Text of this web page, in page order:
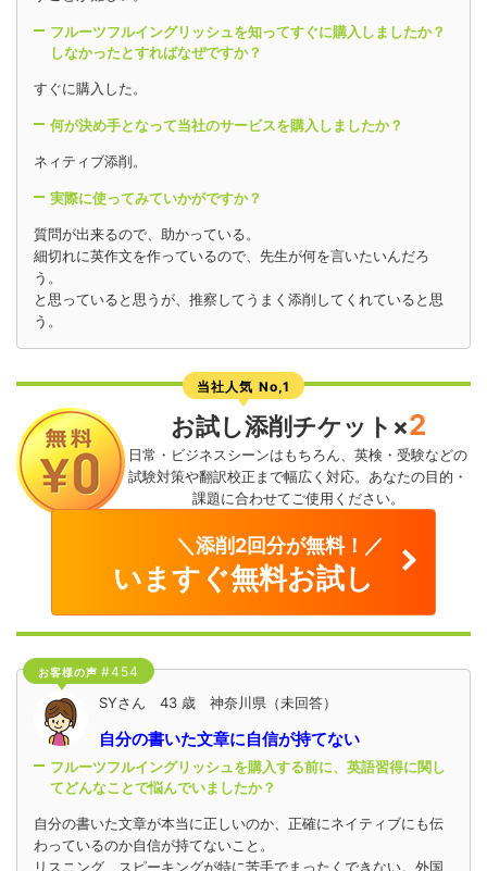
フルーツフルイングリッシュを知ってすぐに購入しましたか？
しなかったとすればなぜですか？
すぐに購入した。
何が決め手となって当社のサービスを購入しましたか？
ネィティブ添削。
実際に使ってみていかがですか？
質問が出来るので、助かっている。
細切れに英作文を作っているので、先生が何を言いたいんだろ
う。
と思っていると思うが、推察してうまく添削してくれていると思
う。
当社人気 No,1
お試し添削チケット×2
日常・ビジネスシーンはもちろん、英検・受験などの
試験対策や翻訳校正まで幅広く対応。あなたの目的・
課題に合わせてご使用ください。
＼添削2回分が無料！／
いますぐ無料お試し
お客様の声 #454
SYさん 43 歳 神奈川県（未回答）
自分の書いた文章に自信が持てない
フルーツフルイングリッシュを購入する前に、英語習得に関し
てどんなことで悩んでいましたか？
自分の書いた文章が本当に正しいのか、正確にネイティブにも伝
わっているのか自信が持てないこと。
リスニング、スピーキングが特に苦手でまったくできない。外国